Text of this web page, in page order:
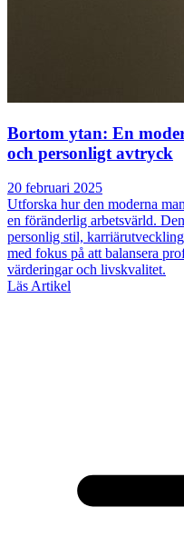
Bortom ytan: En
och personligt avtryck
20 februari 2025
Utforska hur den moderna
en föränderlig arbetsvärld.
personlig stil,
med fokus på att balansera
värderingar och livskvalitet.
Läs Artikel